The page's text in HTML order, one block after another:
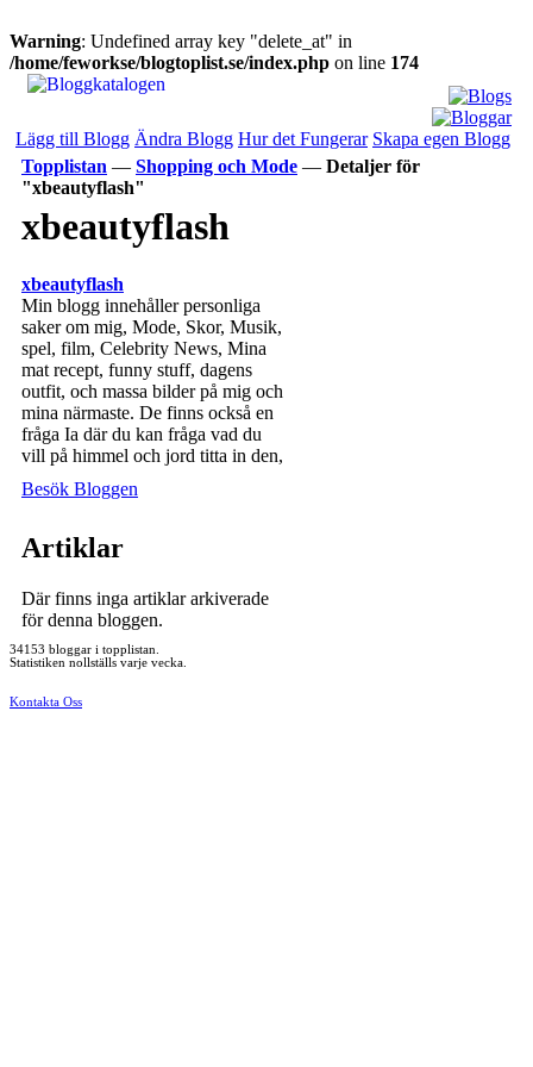
Warning: Undefined array key "delete_at" in
/home/feworkse/blogtoplist.se/index.php on line 174
Lägg till Blogg Ändra Blogg Hur det Fungerar Skapa egen Blogg
Topplistan — Shopping och Mode — Detaljer för
"xbeautyflash"
xbeautyflash
xbeautyflash
Min blogg innehåller personliga
saker om mig, Mode, Skor, Musik,
spel, film, Celebrity News, Mina
mat recept, funny stuff, dagens
outfit, och massa bilder på mig och
mina närmaste. De finns också en
fråga Ia där du kan fråga vad du
vill på himmel och jord titta in den,
Besök Bloggen
Artiklar
Där finns inga artiklar arkiverade
för denna bloggen.
34153 bloggar i topplistan.
Statistiken nollställs varje vecka.
Kontakta Oss